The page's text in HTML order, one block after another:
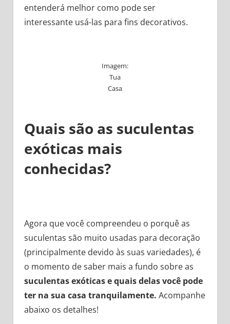
entenderá melhor como pode ser
interessante usá-las para fins decorativos.
Imagem:
Tua
Casa
Quais são as suculentas
exóticas mais
conhecidas?
Agora que você compreendeu o porquê as
suculentas são muito usadas para decoração
(principalmente devido às suas variedades), é
o momento de saber mais a fundo sobre as
suculentas exóticas e quais delas você pode
ter na sua casa tranquilamente. Acompanhe
abaixo os detalhes!